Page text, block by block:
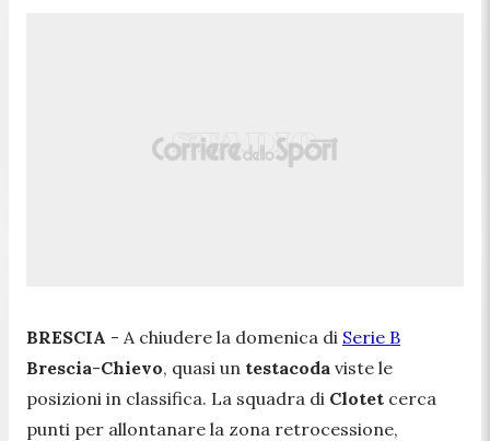
BRESCIA - A chiudere la domenica di Serie B
Brescia-Chievo, quasi un testacoda viste le
posizioni in classifica. La squadra di Clotet cerca
punti per allontanare la zona retrocessione,